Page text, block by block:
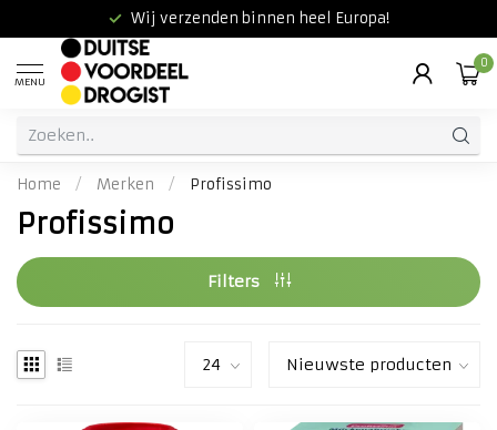
Wij verzenden binnen heel Europa!
MENU
0
Home / Merken / Profissimo
Profissimo
Filters